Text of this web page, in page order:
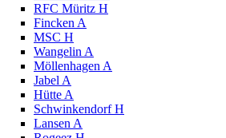
RFC Müritz H
Fincken A
MSC H
Wangelin A
Möllenhagen A
Jabel A
Hütte A
Schwinkendorf H
Lansen A